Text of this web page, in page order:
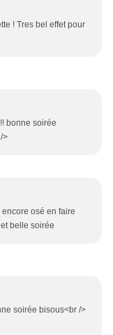
! Tres bel effet pour
bonne soirée
>
osé en faire
belle soirée
soirée bisous<br />